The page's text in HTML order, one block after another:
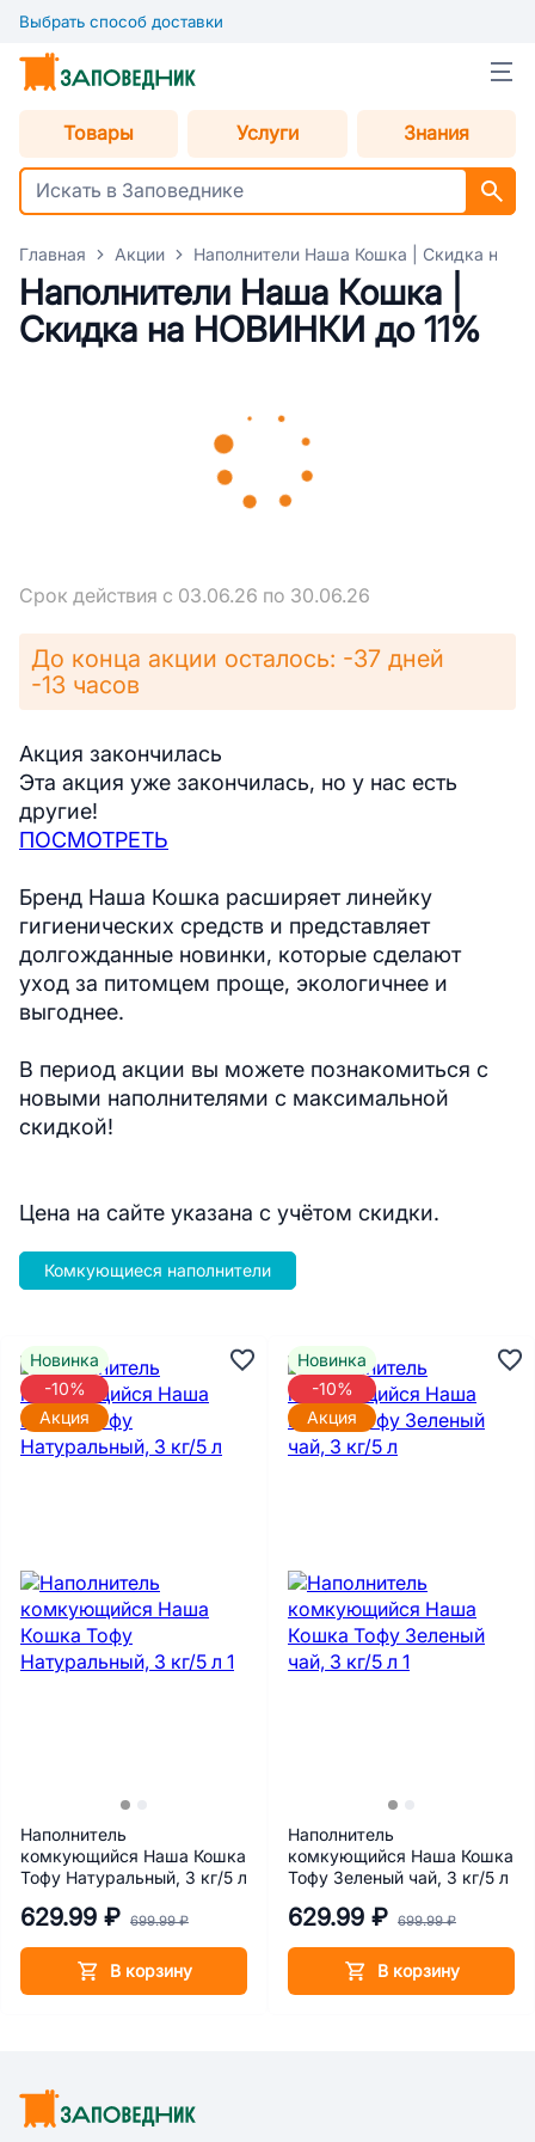
Выбрать способ доставки
Товары Услуги Знания
Главная Акции Наполнители Наша Кошка | Скидка на
Наполнители Наша Кошка |
Скидка на НОВИНКИ до 11%
Срок действия с 03.06.26 по 30.06.26
До конца акции осталось: -37 дней
-13 часов
Акция закончилась
Эта акция уже закончилась, но у нас есть
другие!
ПОСМОТРЕТЬ
Бренд Наша Кошка расширяет линейку
гигиенических средств и представляет
долгожданные новинки, которые сделают
уход за питомцем проще, экологичнее и
выгоднее.
В период акции вы можете познакомиться с
новыми наполнителями с максимальной
скидкой!
Цена на сайте указана с учётом скидки.
Комкующиеся наполнители
Наполнитель
комкующийся Наша Кошка
Тофу Натуральный, 3 кг/5 л
629.99 ₽ 699.99 ₽
В корзину
Новинка
-10%
Акция
Наполнитель
комкующийся Наша Кошка
Тофу Зеленый чай, 3 кг/5 л
629.99 ₽ 699.99 ₽
В корзину
Новинка
-10%
Акция